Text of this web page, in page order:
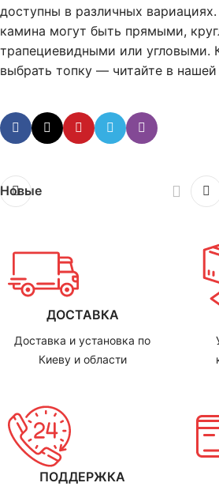
доступны в различных
камина могут быть прямыми,
трапециевидными или угловыми.
выбрать топку — читайте в
Новые
ДОСТАВКА
Доставка и установка по
Киеву и области
ПОДДЕРЖКА